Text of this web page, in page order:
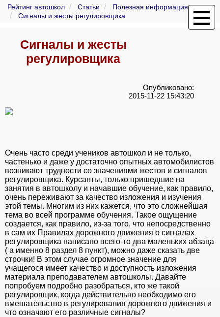
Рейтинг автошкол Статьи
Полезная информация
Сигналы и жесты регулировщика
Сигналы и жесты
регулировщика
Опубликовано:
2015-11-22 15:43:20
Очень часто среди учеников автошкол и не только,
частенько и даже у достаточно опытных автомобилистов
возникают трудности со значениями жестов и сигналов
регулировщика. Курсанты, только пришедшие на
занятия в автошколу и начавшие обучение, как правило,
очень переживают за качество изложения и изучения
этой темы. Многим из них кажется, что это сложнейшая
тема во всей программе обучения. Такое ощущение
создается, как правило, из-за того, что непосредственно
в сам их Правилах дорожного движения о сигналах
регулировщика написано всего-то два маленьких абзаца
( а именно 8 раздел 8 пункт), можно даже сказать две
строчки! В этом случае огромное значение для
учащегося имеет качество и доступность изложения
материала преподавателем автошколы. Давайте
попробуем подробно разобраться, кто же такой
регулировщик, когда действительно необходимо его
вмешательство в регулирования дорожного движения и
что означают его различные сигналы?